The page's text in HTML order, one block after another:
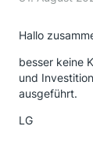
Hallo
besser keine
und
ausgeführt.
LG